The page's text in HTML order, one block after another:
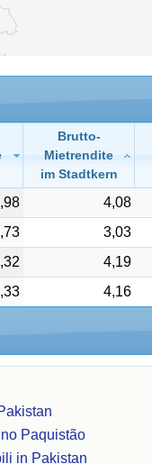
Brutto-
Mietrendite
im Stadtkern
4,08
3,03
4,19
4,16
Paquistão
in Pakistan